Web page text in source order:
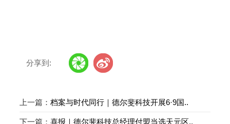
分享到:
上一篇：档案与时代同行｜德尔斐科技开展6·9国..
下一篇：喜报｜德尔斐科技总经理付盟当选天元区..